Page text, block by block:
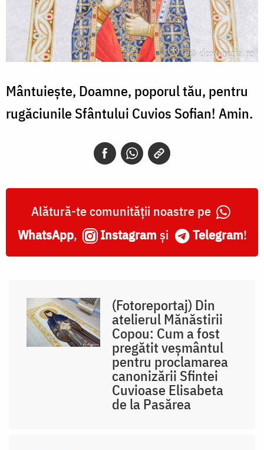
Mântuiește, Doamne, poporul tău, pentru
rugăciunile Sfântului Cuvios Sofian! Amin.
Alătură-te comunității noastre pe
WhatsApp, Instagram și Telegram!
(Fotoreportaj) Din
atelierul Mănăstirii
Copou: Cum a fost
pregătit veșmântul
pentru proclamarea
canonizării Sfintei
Cuvioase Elisabeta
de la Pasărea